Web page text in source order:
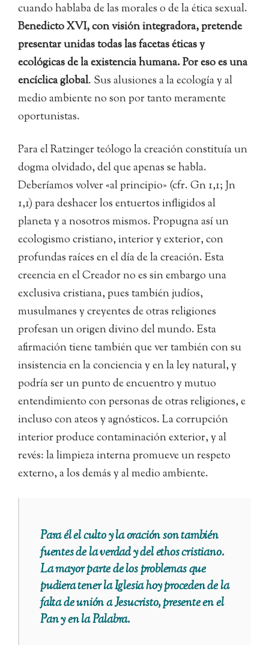
cuando hablaba de las morales o de la ética sexual.
Benedicto XVI, con visión integradora, pretende
presentar unidas todas las facetas éticas y
ecológicas de la existencia humana. Por eso es una
encíclica global. Sus alusiones a la ecología y al
medio ambiente no son por tanto meramente
oportunistas.
Para el Ratzinger teólogo la creación constituía un
dogma olvidado, del que apenas se habla.
Deberíamos volver «al principio» (cfr. Gn 1,1; Jn
1,1) para deshacer los entuertos infligidos al
planeta y a nosotros mismos. Propugna así un
ecologismo cristiano, interior y exterior, con
profundas raíces en el día de la creación. Esta
creencia en el Creador no es sin embargo una
exclusiva cristiana, pues también judíos,
musulmanes y creyentes de otras religiones
profesan un origen divino del mundo. Esta
afirmación tiene también que ver también con su
insistencia en la conciencia y en la ley natural, y
podría ser un punto de encuentro y mutuo
entendimiento con personas de otras religiones, e
incluso con ateos y agnósticos. La corrupción
interior produce contaminación exterior, y al
revés: la limpieza interna promueve un respeto
externo, a los demás y al medio ambiente.
Para él el culto y la oración son también
fuentes de la verdad y del ethos cristiano.
La mayor parte de los problemas que
pudiera tener la Iglesia hoy proceden de la
falta de unión a Jesucristo, presente en el
Pan y en la Palabra.